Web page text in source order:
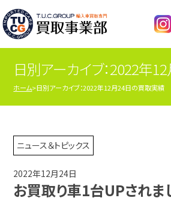
TUCのカンタン査定
査定の注意事項 メ
TUCの買取実績
店舗紹介
日別アーカイブ：2022年
ホーム 日別アーカイブ：2022年12月24日の買取実績
ニュース＆トピックス
2022年12月24日
お買取り車1台UPされま